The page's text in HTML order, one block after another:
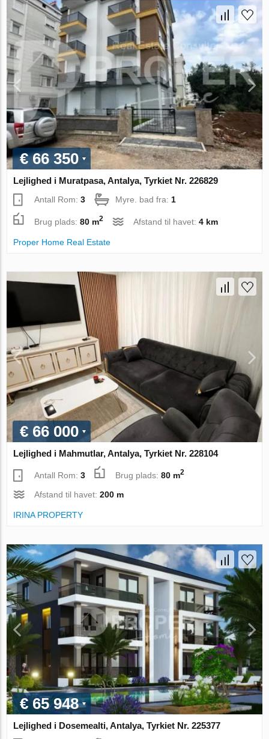
€ 66 350
Lejlighed i Muratpasa, Antalya, Tyrkiet Nr. 226829
Antall Rom:3 Myre. bad fra:1
Brug plads:80 m2 Afstand til havet:4 km
Proper Home Real Estate
€ 66 000
Lejlighed i Mahmutlar, Antalya, Tyrkiet Nr. 228104
Antall Rom:3 Brug plads:80 m2
Afstand til havet:200 m
IRINA PROPERTY
€ 65 948
Lejlighed i Dosemealti, Antalya, Tyrkiet Nr. 225377